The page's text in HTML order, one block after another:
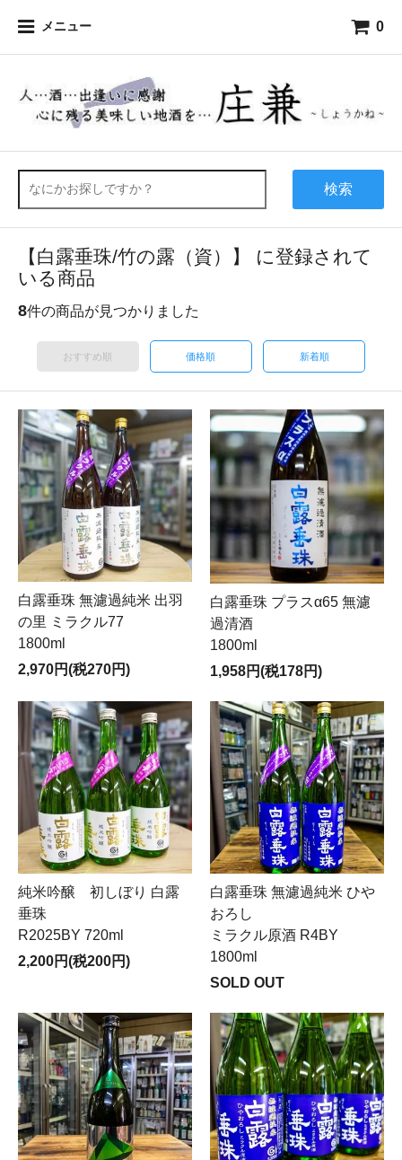
メニュー 0
検索
【白露垂珠/竹の露（資）】 に登録されて
いる商品
8件の商品が見つかりました
おすすめ順 価格順 新着順
白露垂珠 無濾過純米 出羽
の里 ミラクル77
1800ml
2,970円(税270円)
白露垂珠 プラスα65 無濾
過清酒
1800ml
1,958円(税178円)
純米吟醸 初しぼり 白露
垂珠
R2025BY 720ml
2,200円(税200円)
白露垂珠 無濾過純米 ひや
おろし
ミラクル原酒 R4BY
1800ml
SOLD OUT